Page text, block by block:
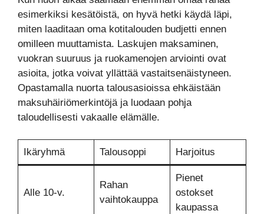
esimerkiksi kesätöistä, on hyvä hetki käydä läpi,
miten laaditaan oma kotitalouden budjetti ennen
omilleen muuttamista. Laskujen maksaminen,
vuokran suuruus ja ruokamenojen arviointi ovat
asioita, jotka voivat yllättää vastaitsenäistyneen.
Opastamalla nuorta talousasioissa ehkäistään
maksuhäiriömerkintöjä ja luodaan pohja
taloudellisesti vakaalle elämälle.
Ikäryhmä Talousoppi Harjoitus
Alle 10-v.
Rahan
vaihtokauppa
Pienet
ostokset
kaupassa